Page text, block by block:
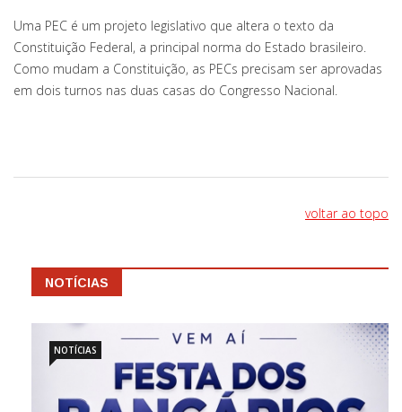
Uma PEC é um projeto legislativo que altera o texto da
Constituição Federal, a principal norma do Estado brasileiro.
Como mudam a Constituição, as PECs precisam ser aprovadas
em dois turnos nas duas casas do Congresso Nacional.
voltar ao topo
NOTÍCIAS
NOTÍCIAS